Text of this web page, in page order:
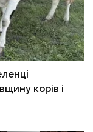
корів і